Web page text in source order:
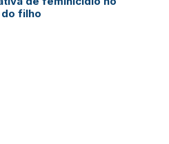
do filho